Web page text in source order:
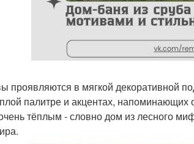
проявляются в мягкой декоративной
палитре и акцентах,
тёплым - словно дом из лесного